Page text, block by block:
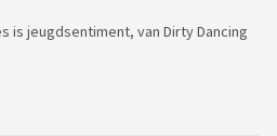
is jeugdsentiment, van Dirty Dancing